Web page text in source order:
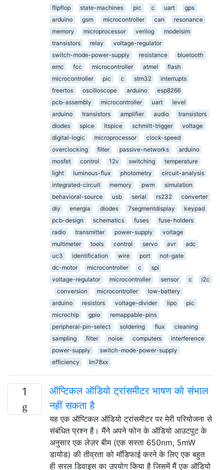
flipflop
state-machines pic c uart
gps
arduino
gsm microcontroller can
resonance
memory
microprocessor verilog
modelsim
transistors
relay
voltage-regulator
switch-mode-power-supply
resistance
bluetooth
emc
fcc microcontroller atmel
flash
microcontroller
pic c stm32
interrupts
freertos
oscilloscope arduino
esp8266
pcb-assembly
microcontroller uart
level
arduino
transistors amplifier audio
transistors
diodes
spice ltspice schmitt-trigger
voltage
digital-logic
microprocessor
clock-speed
overclocking
filter passive-networks
arduino
mosfet
control 12v switching
temperature
light
luminous-flux photometry
circuit-analysis
integrated-circuit
memory pwm
simulation
behavioral-source
usb serial rs232
converter
diy
energia diodes 7segmentdisplay
keypad
pcb-design
schematics fuses
fuse-holders
radio
transmitter power-supply
voltage
multimeter
tools control servo avr
adc
uc3
identification wire port
not-gate
dc-motor
microcontroller c
spi
voltage-regulator
microcontroller sensor c
i2c
conversion
microcontroller
low-battery
arduino
resistors voltage-divider lipo
pic
microchip
gpio
remappable-pins
peripheral-pin-select
soldering flux
cleaning
sampling
filter noise computers
interference
power-supply
switch-mode-power-supply
efficiency
lm78xx
1
ऑप्टिकल ऑडियो ट्रांसमीटर भाषण को संभाल
नहीं सकता है
यह एक ऑप्टिकल ऑडियो ट्रांसमीटर पर मेरी परियोजना से
संबंधित प्रश्न है। मैंने अपने फोन के ऑडियो आउटपुट के
अनुसार एक लेज़र बीम (एक सस्ता 650nm, 5mW
डायोड) की तीव्रता को मॉडिफाई करने के लिए एक बहुत
ही सरल डिवाइस का उपयोग किया है जिसमें मैं एक ऑडियो